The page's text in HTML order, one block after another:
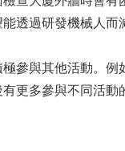
透過研發機械人而
參與其他活動。
更多參與不同活動